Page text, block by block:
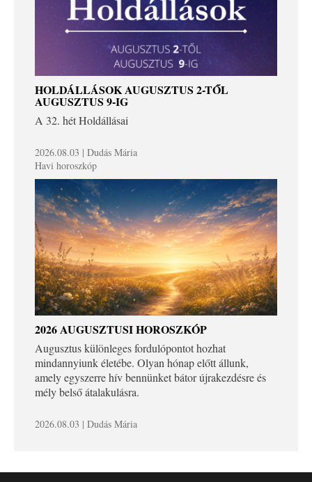
HOLDÁLLÁSOK AUGUSZTUS 2-TŐL
AUGUSZTUS 9-IG
A 32. hét Holdállásai
2026.08.03 | Dudás Mária
Havi horoszkóp
2026 AUGUSZTUSI HOROSZKÓP
Augusztus különleges fordulópontot hozhat
mindannyiunk életébe. Olyan hónap előtt állunk,
amely egyszerre hív bennünket bátor újrakezdésre és
mély belső átalakulásra.
2026.08.03 | Dudás Mária